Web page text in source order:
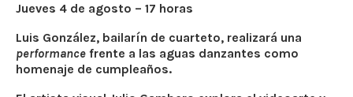
Jueves 4 de agosto – 17 horas
Luis González, bailarín de cuarteto, realizará una
performance frente a las aguas danzantes como
homenaje de cumpleaños.